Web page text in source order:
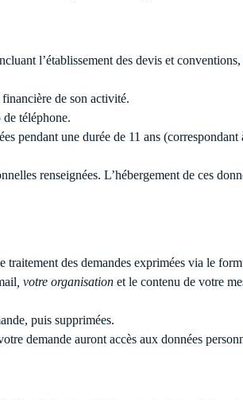
l’établissement des devis et
de son activité.
téléphone.
pendant une durée de 11 ans
renseignées. L’hébergement de ces
des demandes exprimées via le
, votre organisation et le contenu de votre
puis supprimées.
demande auront accès aux données